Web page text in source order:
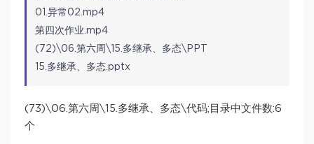
01.异常02.mp4
第四次作业.mp4
(72)\06.第六周\15.多继承、多态\PPT
15.多继承、多态.pptx
(73)\06.第六周\15.多继承、多态\代码;目录中文件数:6
个